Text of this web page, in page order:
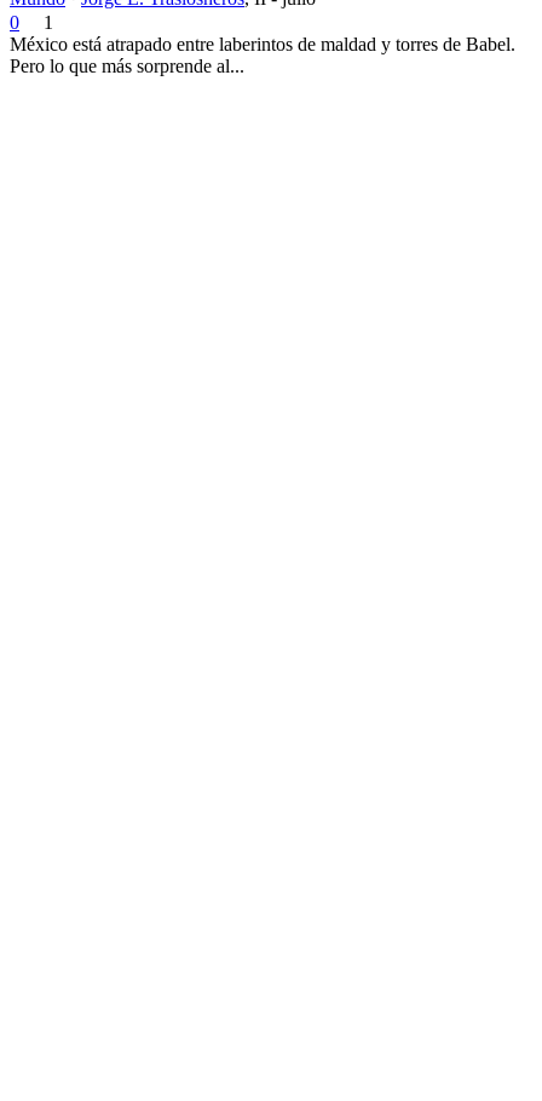
0
1
México está atrapado entre laberintos de maldad y torres de Babel.
Pero lo que más sorprende al...